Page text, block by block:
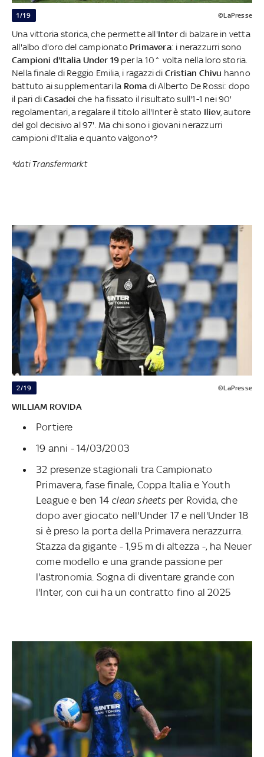
1/19 ©LaPresse
Una vittoria storica, che permette all'Interdi balzare in vetta
all'albo d'oro del campionato Primavera: i nerazzurri sono
Campioni d'Italia Under 19 per la 10^ volta nella loro storia.
Nella finale di Reggio Emilia, i ragazzi di Cristian Chivu hanno
battuto ai supplementari la Roma di Alberto De Rossi: dopo
il pari diCasadei che ha fissato il risultato sull'1-1 nei 90'
regolamentari, a regalare il titolo all'Inter è stato Iliev, autore
del gol decisivo al 97'. Ma chi sono i giovani nerazzurri
campioni d'Italia e quanto valgono*?
*dati Transfermarkt
2/19 ©LaPresse
WILLIAM ROVIDA
Portiere
19 anni - 14/03/2003
32 presenze stagionali tra Campionato
Primavera, fase finale, Coppa Italia e Youth
League e ben 14 clean sheets per Rovida, che
dopo aver giocato nell'Under 17 e nell'Under 18
si è preso la porta della Primavera nerazzurra.
Stazza da gigante - 1,95 m di altezza -, ha Neuer
come modello e una grande passione per
l'astronomia. Sogna di diventare grande con
l'Inter, con cui ha un contratto fino al 2025